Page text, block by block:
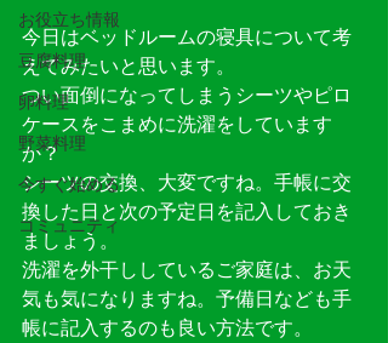
お役立ち情報
豆腐料理
卵料理
野菜料理
今すぐ始める
コミュニティ
今日はベッドルームの寝具について考
えてみたいと思います。
つい面倒になってしまうシーツやピロ
ケースをこまめに洗濯をしています
か？
シーツの交換、大変ですね。手帳に交
換した日と次の予定日を記入しておき
ましょう。
洗濯を外干ししているご家庭は、お天
気も気になりますね。予備日なども手
帳に記入するのも良い方法です。